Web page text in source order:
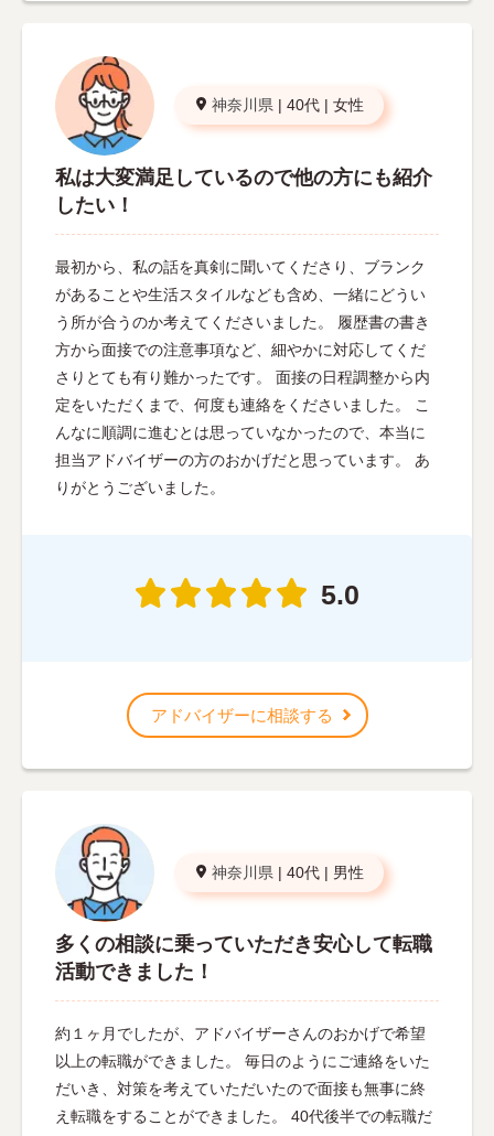
神奈川県 | 40代 | 女性
私は大変満足しているので他の方にも紹介
したい！
最初から、私の話を真剣に聞いてくださり、ブランク
があることや生活スタイルなども含め、一緒にどうい
う所が合うのか考えてくださいました。 履歴書の書き
方から面接での注意事項など、細やかに対応してくだ
さりとても有り難かったです。 面接の日程調整から内
定をいただくまで、何度も連絡をくださいました。 こ
んなに順調に進むとは思っていなかったので、本当に
担当アドバイザーの方のおかげだと思っています。 あ
りがとうございました。
5.0
アドバイザーに相談する
神奈川県 | 40代 | 男性
多くの相談に乗っていただき安心して転職
活動できました！
約１ヶ月でしたが、アドバイザーさんのおかげで希望
以上の転職ができました。 毎日のようにご連絡をいた
だいき、対策を考えていただいたので面接も無事に終
え転職をすることができました。 40代後半での転職だ